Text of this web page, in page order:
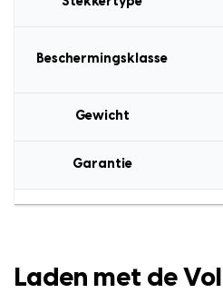
Beschermingsklasse
Gewicht
Garantie
Laden met de